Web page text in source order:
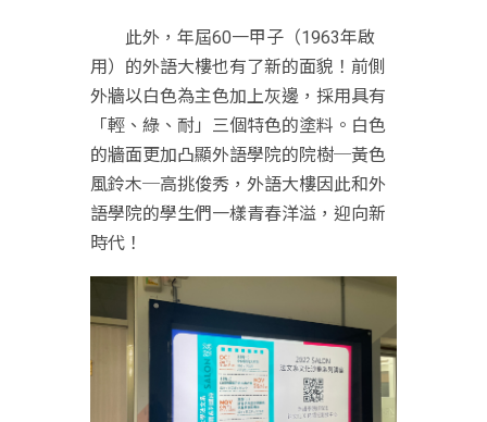
此外，年屆60一甲子（1963年啟
用）的外語大樓也有了新的面貌！前側
外牆以白色為主色加上灰邊，採用具有
「輕、綠、耐」三個特色的塗料。白色
的牆面更加凸顯外語學院的院樹─黃色
風鈴木─高挑俊秀，外語大樓因此和外
語學院的學生們一樣青春洋溢，迎向新
時代！